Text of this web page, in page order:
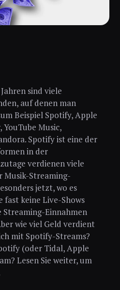
sind viele
auf denen man
Beispiel Spotify, Apple
YouTube Music,
Spotify ist eine der
in der
verdienen viele
Musik-Streaming-
jetzt, wo es
fast keine Live-Shows
Streaming-Einnahmen
wie viel Geld verdient
mit Spotify-Streams?
(oder Tidal, Apple
Lesen Sie weiter, um